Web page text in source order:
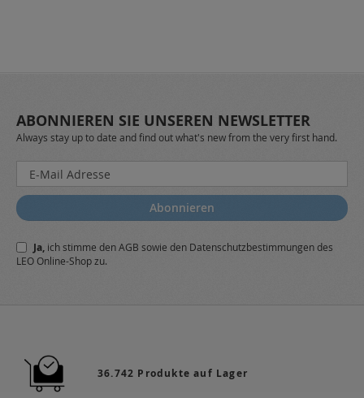
ABONNIEREN SIE UNSEREN NEWSLETTER
Always stay up to date and find out what's new from the very first hand.
Melden
Sie
sich
für
Newsletter
a:
Abonnieren
Ja, ich stimme denAGB sowie den Datenschutzbestimmungendes
LEO Online-Shop zu.
36.742 Produkte auf Lager